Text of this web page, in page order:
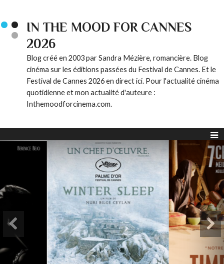
IN THE MOOD FOR CANNES
2026
Blog créé en 2003 par Sandra Mézière, romancière. Blog
cinéma sur les éditions passées du Festival de Cannes. Et le
Festival de Cannes 2026 en direct ici. Pour l'actualité cinéma
quotidienne et mon actualité d'auteure :
Inthemoodforcinema.com.